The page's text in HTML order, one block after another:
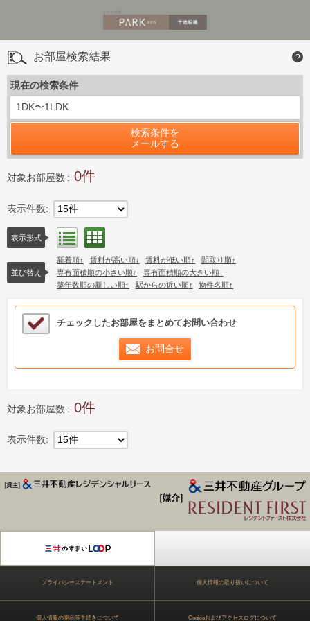
お部屋検索結果 ?
現在の検索条件
1DK〜1LDK
検索条件を
メールする
対象お部屋数 0
表示件数 15件
表示形式 リスト表示
並び替え
新着順 賃料が高い順 賃料が低い順
間取り順
専有面積順の小さい順
専有面積順の大きい順
築年数順の新しい順
駅からの近い順 物件名順
検討中リストサンプル
チェックしたお部屋をまとめてお問い合わせ
お問合せ
対象お部屋数 0
表示件数 15件
レジデンス Park Axis
プライバシーステートメント 個人情報の取り扱いについて
個人情報の開示等手続きについて Cookieおよびアクセスログについて